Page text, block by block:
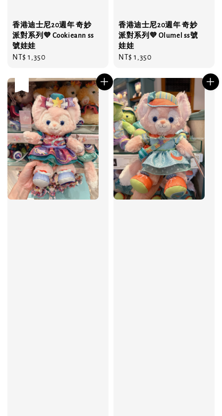
香港迪士尼20週年 奇妙
派對系列💜 Cookieann ss
號娃娃
Regular
NT$ 1,350
香港迪士尼20週年 奇妙
派對系列💜 Olumel ss號
娃娃
Regular
NT$ 1,350